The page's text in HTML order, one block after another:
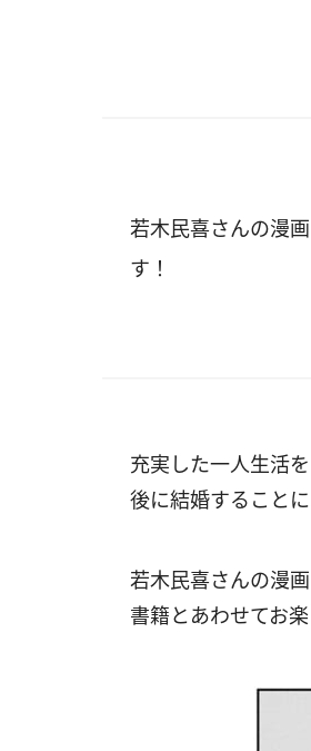
若木民喜さんの漫
す！
充実した一人生活
後に結婚すること
若木民喜さんの漫
書籍とあわせてお